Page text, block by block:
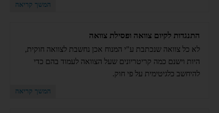
המשך קריאה
התנגדות לקיום צוואה ופסילת צוואה
לא כל צוואה שנכתבת ע"י המנוח אכן נחשבת לצוואה חוקית,
היות וישנם כמה קריטריונים שעל הצוואה לעמוד בהם כדי
להיחשב כלגיטימית על פי חוק.
המשך קריאה